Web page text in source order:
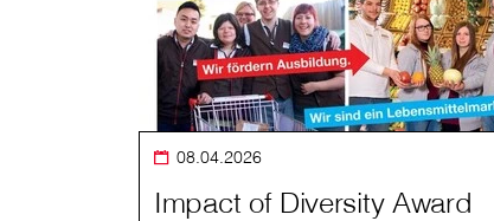
08.04.2026
Impact of Diversity Award